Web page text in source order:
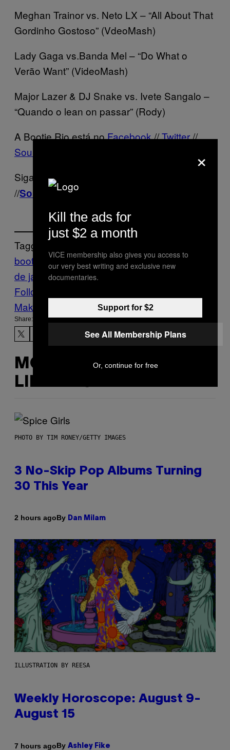
Meghan Trainor vs. Neto LX – “All About That
Gordinho Gostoso” (VdeoMash)
Lady Gaga vs.Banda Mel – “Do What o
Verão Want” (VideoMash)
Major Lazer & DJ Snake vs. Ivete Sangalo –
“Quando o lean on passar” (Rody)
A Bootie Rio está noFacebook//Twitter//
Soundcloud
Siga o
THUMP
//Soundcloud
Tagged:
bootie rio coletânea mashups mix Ouça
de janeiro Thump
Follow Us On Discover
Make Us Preferred In Top Stories
Share:
MORE
LIKE THIS
PHOTO BY TIM RONEY/GETTY IMAGES
3 No-Skip Pop Albums Turning
30 This Year
2 hours agoBy Dan Milam
ILLUSTRATION BY REESA
Weekly Horoscope: August 9-
August 15
7 hours agoBy Ashley Fike
×
Kill the ads for
just $2 a month
VICE membership also gives you access to
our very best writing and exclusive new
documentaries.
Support for $2
See All Membership Plans
Or, continue for free